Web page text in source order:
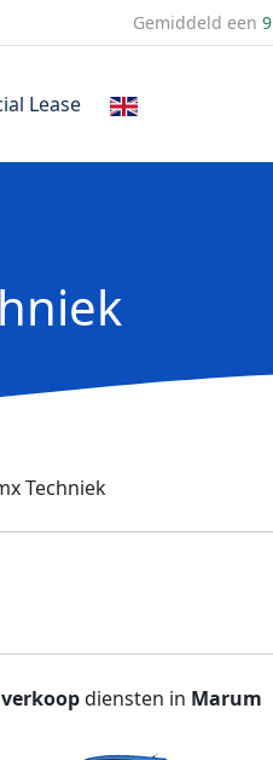
Gemiddeld een9
Lease
Techniek
verkoopdiensten in Marum